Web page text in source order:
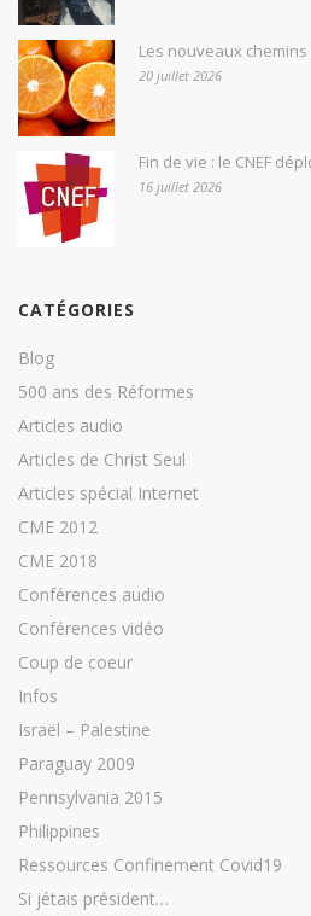
Les nouveaux
20 juillet 2026
Fin de vie : le CNEF
16 juillet 2026
CATÉGORIES
Blog
500 ans des Réformes
Articles audio
Articles de Christ Seul
Articles spécial Internet
CME 2012
CME 2018
Conférences audio
Conférences vidéo
Coup de coeur
Infos
Israël – Palestine
Paraguay 2009
Pennsylvania 2015
Philippines
Ressources Confinement Covid19
Si jétais président…